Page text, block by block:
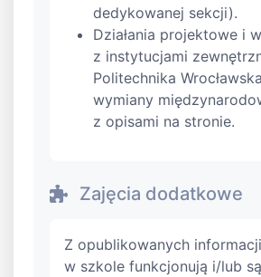
dedykowanej sekcji).
Działania projektowe i
z instytucjami
Politechnika
wymiany
z opisami na stronie.
Zajęcia dodatkowe
Z opublikowanych
w szkole funkcjonują i/lub są